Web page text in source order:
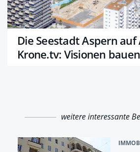
Die Seestadt Aspern auf
Krone.tv: Visionen bauen
weitere interessante